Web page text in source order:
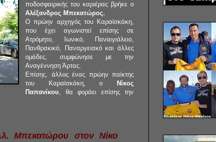
ποδοσφαιρικής του καριέρας βρήκε ο
Αλέξανδρος Μπεκατώρος.
Ο πρώην αρχηγός του Καραϊσκάκη,
που έχει αγωνιστεί επίσης σε
Ατρόμητο, Ιωνικό, Παναιγιάλειο,
Πανθρακικό, Παναργειακό και άλλες
ομάδες, συμφώνησε με την
Αναγέννηση Άρτας.
Επίσης, άλλος ένας πρώην παίκτης
του Καραϊσκάκη, ο
Νίκος
Παπανίκου, θα φοράει επίσης την
Μπεκατώρου στον Νίκο